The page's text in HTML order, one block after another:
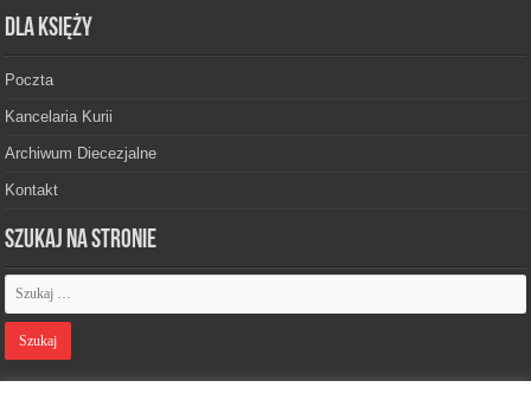
Dla księży
Poczta
Kancelaria Kurii
Archiwum Diecezjalne
Kontakt
Szukaj na stronie